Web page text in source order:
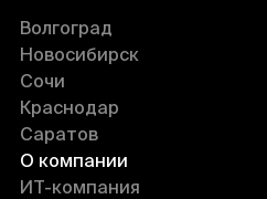
Волгоград
Новосибирск
Сочи
Краснодар
Саратов
О компании
ИT-компания